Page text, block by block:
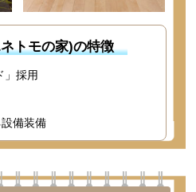
トモの家)の特徴
」採用
備装備